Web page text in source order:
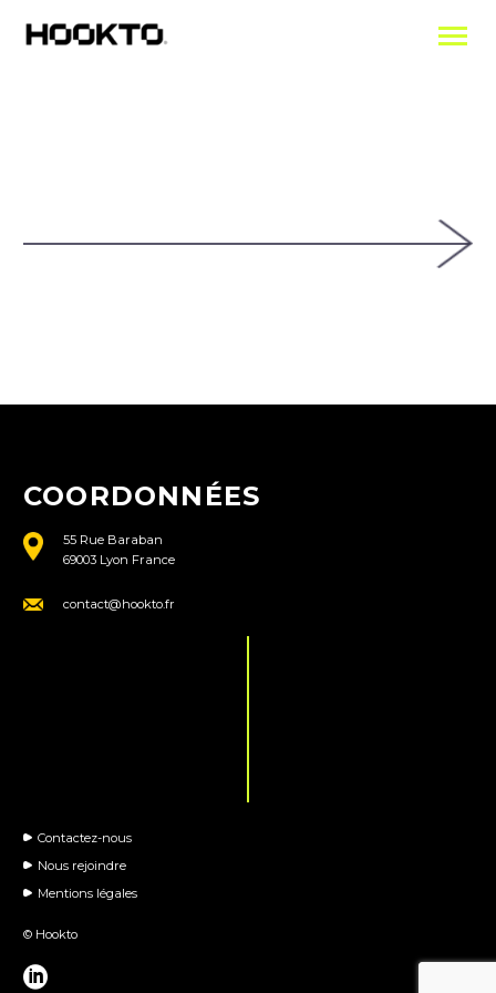
COORDONNÉES
55 Rue Baraban
69003 Lyon France
contact@hookto.fr
Contactez-nous
Nous rejoindre
Mentions légales
© Hookto